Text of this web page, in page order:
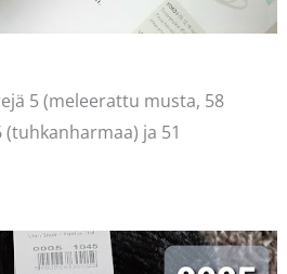
5 (meleerattu musta, 58
ja 51